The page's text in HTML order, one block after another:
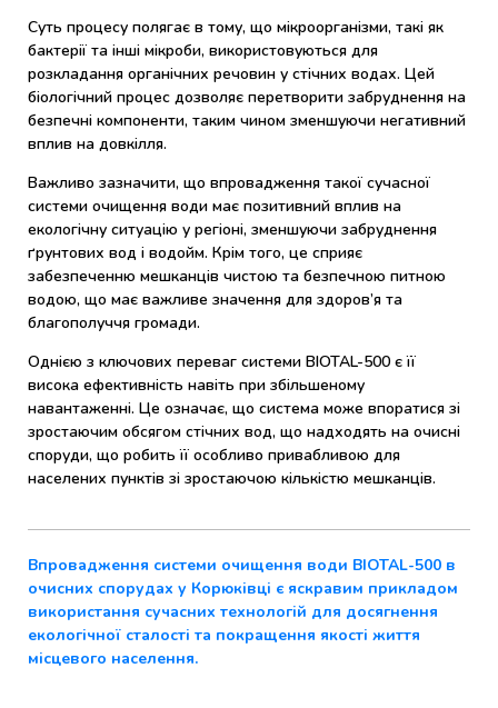
Суть процесу полягає в тому, що мікроорганізми, такі як
бактерії та інші мікроби, використовуються для
розкладання органічних речовин у стічних водах. Цей
біологічний процес дозволяє перетворити забруднення на
безпечні компоненти, таким чином зменшуючи негативний
вплив на довкілля.
Важливо зазначити, що впровадження такої сучасної
системи очищення води має позитивний вплив на
екологічну ситуацію у регіоні, зменшуючи забруднення
ґрунтових вод і водойм. Крім того, це сприяє
забезпеченню мешканців чистою та безпечною питною
водою, що має важливе значення для здоров’я та
благополуччя громади.
Однією з ключових переваг системи BIOTAL-500 є її
висока ефективність навіть при збільшеному
навантаженні. Це означає, що система може впоратися зі
зростаючим обсягом стічних вод, що надходять на очисні
споруди, що робить її особливо привабливою для
населених пунктів зі зростаючою кількістю мешканців.
Впровадження системи очищення води BIOTAL-500 в
очисних спорудах у Корюківці є яскравим прикладом
використання сучасних технологій для досягнення
екологічної сталості та покращення якості життя
місцевого населення.